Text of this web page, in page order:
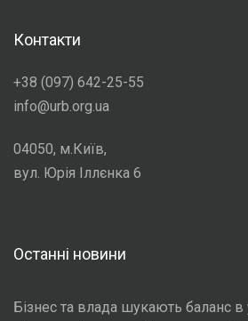
Контакти
+38 (097) 642-25-55
info@urb.org.ua
04050, м.Київ,
вул. Юрія Іллєнка 6
Останні новини
Бізнес та влада шукають баланс в